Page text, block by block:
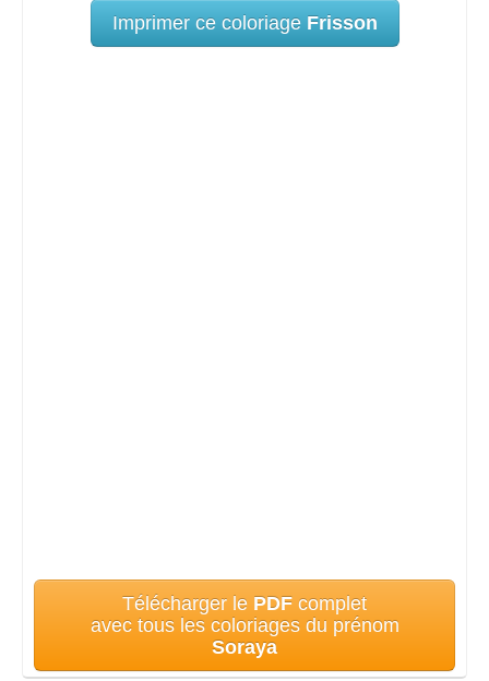
Imprimer ce coloriage Frisson
Télécharger le PDF complet
avec tous les coloriages du prénom
Soraya